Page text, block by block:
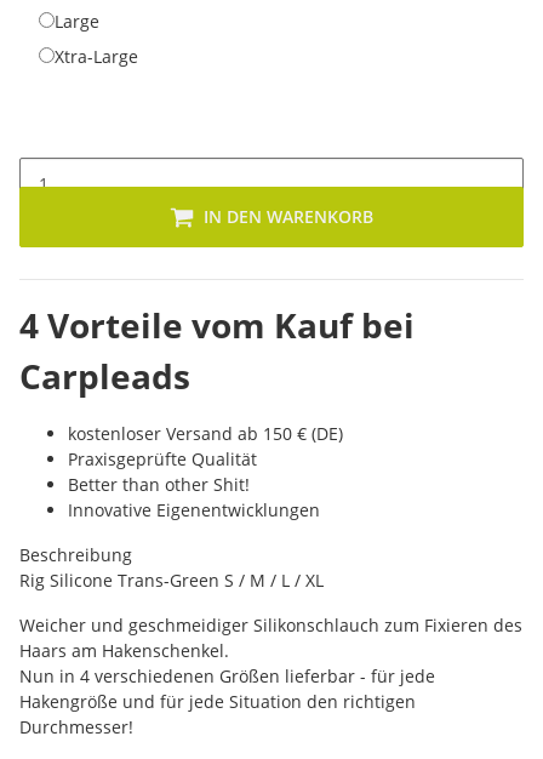
Large
Xtra-Large
IN DEN WARENKORB
4 Vorteile vom Kauf bei
Carpleads
kostenloser Versand ab 150 € (DE)
Praxisgeprüfte Qualität
Better than other Shit!
Innovative Eigenentwicklungen
Beschreibung
Rig Silicone Trans-Green S / M / L / XL
Weicher und geschmeidiger Silikonschlauch zum Fixieren des
Haars am Hakenschenkel.
Nun in 4 verschiedenen Größen lieferbar - für jede
Hakengröße und für jede Situation den richtigen
Durchmesser!